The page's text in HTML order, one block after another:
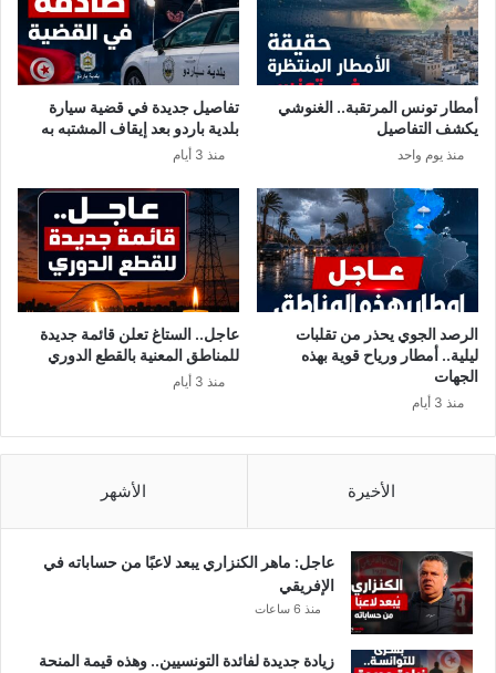
أمطار تونس المرتقبة.. الغنوشي
يكشف التفاصيل
منذ يوم واحد
تفاصيل جديدة في قضية سيارة
بلدية باردو بعد إيقاف المشتبه به
منذ 3 أيام
الرصد الجوي يحذر من تقلبات
ليلية.. أمطار ورياح قوية بهذه
الجهات
منذ 3 أيام
عاجل.. الستاغ تعلن قائمة جديدة
للمناطق المعنية بالقطع الدوري
منذ 3 أيام
الأخيرة الأشهر
عاجل: ماهر الكنزاري يبعد لاعبًا من حساباته في
الإفريقي
منذ 6 ساعات
زيادة جديدة لفائدة التونسيين.. وهذه قيمة المنحة